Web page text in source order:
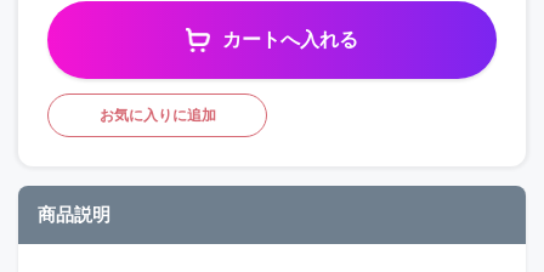
カートへ入れる
お気に入りに追加
商品説明